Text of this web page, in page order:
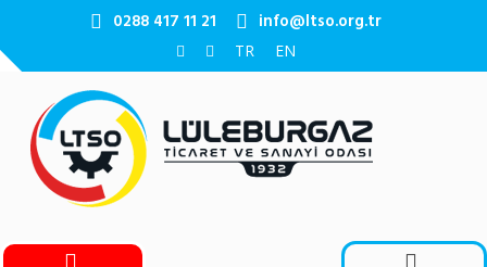
0288 417 11 21 info@ltso.org.tr
TR EN